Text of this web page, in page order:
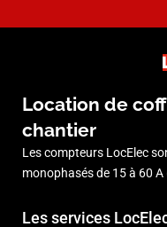
Location de
chantier
Les compteurs LocElec
monophasés de 15 à 60 A
Les services